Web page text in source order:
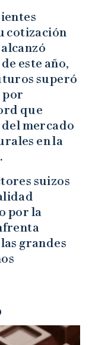
cotización
este año,
superó
por
que
mercado
en la
suizos
por la
grandes